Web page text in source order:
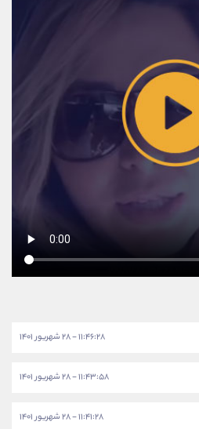
۱۱:۴۶:۲۸ - ۲۸ شهریور ۱۴۰۱
۱۱:۴۳:۵۸ - ۲۸ شهریور ۱۴۰۱
۱۱:۴۱:۲۸ - ۲۸ شهریور ۱۴۰۱